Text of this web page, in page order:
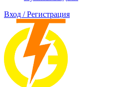
Вход / Регистрация